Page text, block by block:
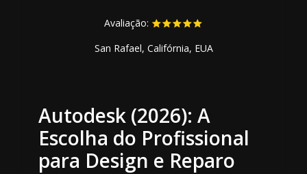
Avaliação:
San Rafael, Califórnia, EUA
Autodesk (2026): A
Escolha do Profissional
para Design e Reparo